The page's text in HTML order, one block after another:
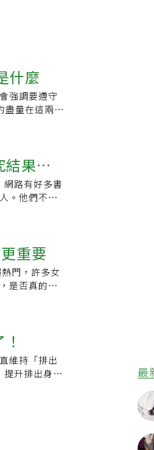
最
什麼
強調要遵守
盡量在這兩餐
果的
路有好多書
。他們不吃
重要
門，許多女
是否真的能
維持「排出